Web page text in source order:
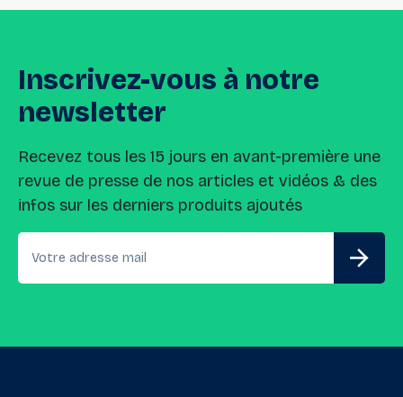
Inscrivez-vous à notre
newsletter
Recevez tous les 15 jours en avant-première une
revue de presse de nos articles et vidéos & des
infos sur les derniers produits ajoutés